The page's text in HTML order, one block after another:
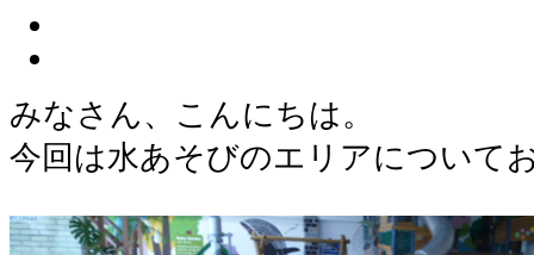
みなさん、こんにちは。
今回は水あそびのエリアについて